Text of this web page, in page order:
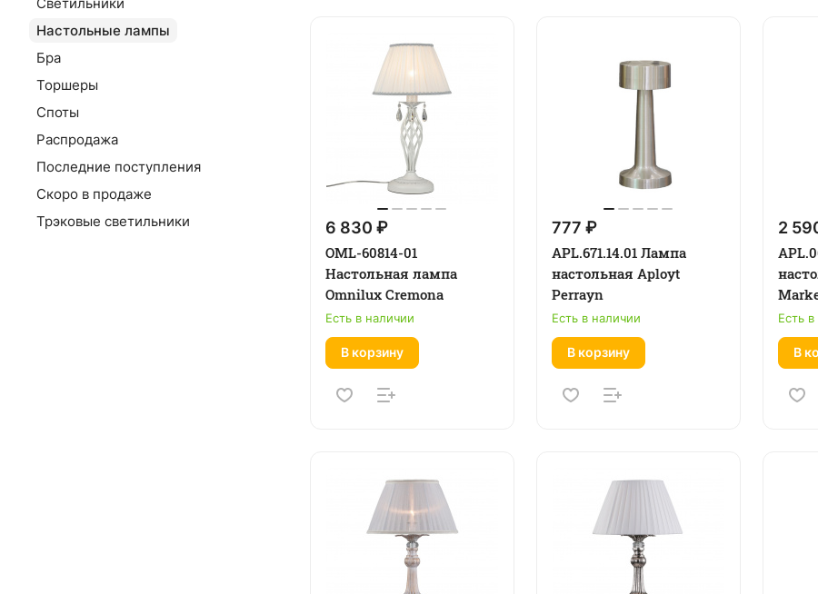
6 830 ₽
OML-60814-01
Настольная лампа
Omnilux Cremona
Есть в наличии
В корзину
777 ₽
APL.671.14.01 Лампа
настольная Aployt
Perrayn
Есть в наличии
В корзину
2
Есть
В
Настольные лампы
Бра
Торшеры
Споты
Распродажа
Последние поступления
Скоро в продаже
Трэковые светильники